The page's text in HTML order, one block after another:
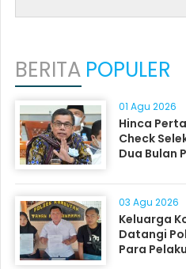
BERITA POPULER
01 Agu 2026
Hinca
Check
Dua Bulan
03 Agu 2026
Keluarga
Datangi
Para